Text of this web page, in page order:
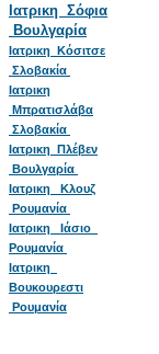
Ιατρικη Σόφια
Βουλγαρία
Ιατρικη Κόσιτσε
Σλοβακία
Ιατρικη
Μπρατισλάβα
Σλοβακία
Ιατρικη Πλέβεν
Βουλγαρία
Ιατρικη Κλουζ
Ρουμανία
Ιατρικη Ιάσιο
Ρουμανία
Ιατρικη
Βουκουρεστι
Ρουμανία